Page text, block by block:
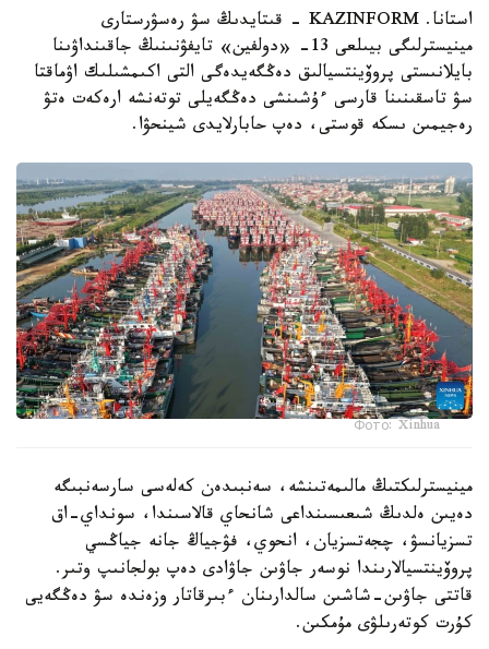
استانا. KAZINFORM - قىتايدىڭ سۋ رەسۋرستارى
مينيسترلىگى بيىلعى 13- «دولفين» تايفۋنىنىڭ جاقىنداۋىنا
بايلانىستى پروۆينتسيالىق دەڭگەيدەگى التى اكىمشىلىك اۋماقتا
سۋ تاسقىنىنا قارسى ءۇشىنشى دەڭگەيلى توتەنشە ارەكەت ەتۋ
رەجيمىن ىسكە قوستى، دەپ حابارلايدى شينحۋا.
Фото: Xinhua
مينيسترلىكتىڭ مالىمەتىنشە، سەنبىدەن كەلەسى سارسەنبىگە
دەيىن ەلدىڭ شىعىسىنداعى شانحاي قالاسىندا، سونداي-اق
تسزيانسۋ، چجەتسزيان، انحوي، فۋجياڭ جانە جياڭسي
پروۆينتسيالارىندا نوسەر جاۋىن جاۋادى دەپ بولجانىپ وتىر.
قاتتى جاۋىن-شاشىن سالدارىنان ءبىرقاتار وزەندە سۋ دەڭگەيى
كۇرت كوتەرىلۋى مۇمكىن.